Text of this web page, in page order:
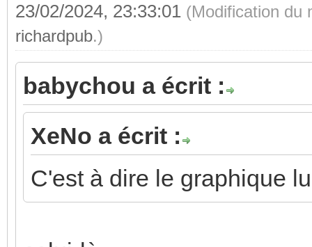
23/02/2024, 23:33:01 (Modification du
richardpub.)
babychou a écrit :
XeNo a écrit :
C'est à dire le graphique